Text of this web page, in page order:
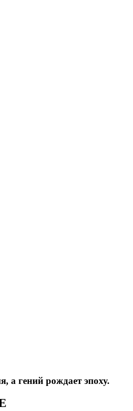
а гений рождает эпоху.